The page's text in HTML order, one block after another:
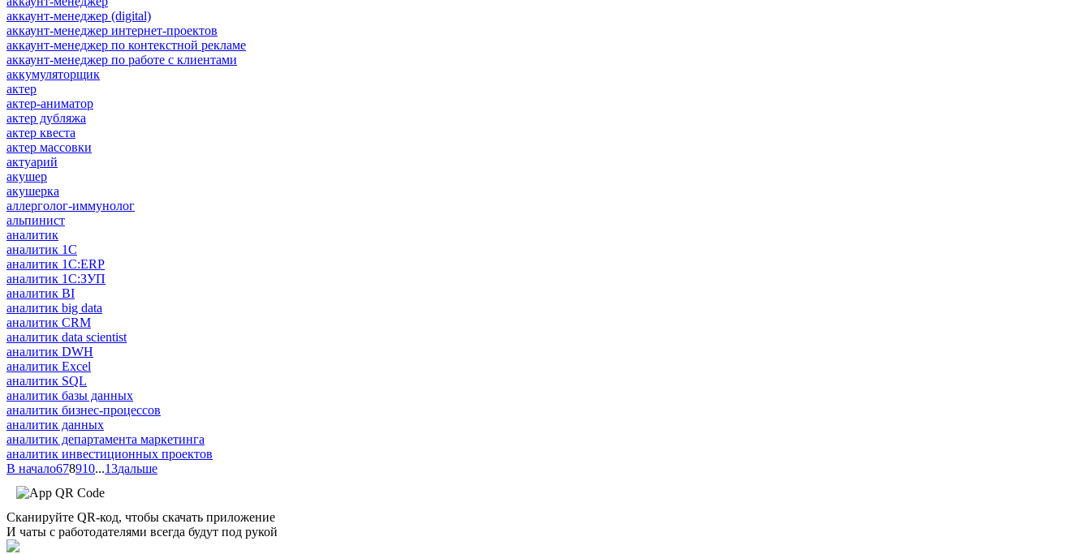
аккаунт-менеджер (digital)
аккаунт-менеджер интернет-проектов
аккаунт-менеджер по контекстной рекламе
аккаунт-менеджер по работе с клиентами
аккумуляторщик
актер
актер-аниматор
актер дубляжа
актер квеста
актер массовки
актуарий
акушер
акушерка
аллерголог-иммунолог
альпинист
аналитик
аналитик 1C
аналитик 1С:ERP
аналитик 1С:ЗУП
аналитик BI
аналитик big data
аналитик CRM
аналитик data scientist
аналитик DWH
аналитик Excel
аналитик SQL
аналитик базы данных
аналитик бизнес-процессов
аналитик данных
аналитик департамента маркетинга
аналитик инвестиционных проектов
В начало678910...13дальше
Сканируйте QR-код, чтобы скачать приложение
И чаты с работодателями всегда будут под рукой